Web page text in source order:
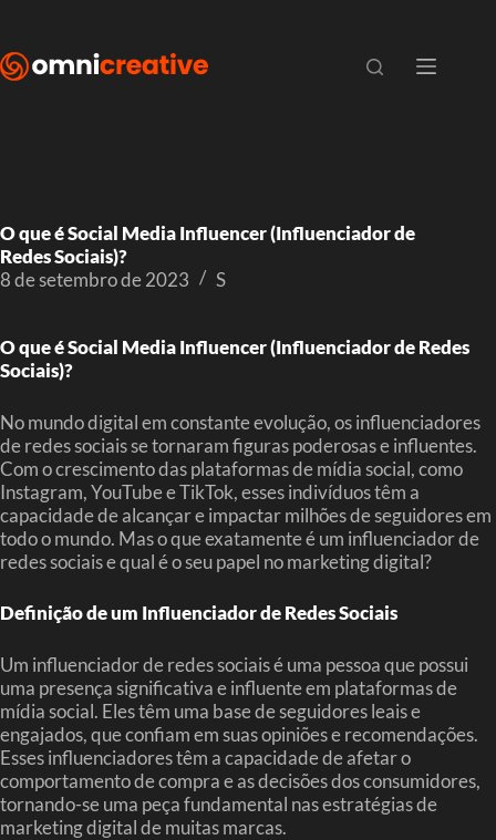
O que é Social Media Influencer (Influenciador de
Redes Sociais)?
8 de setembro de 2023
S
O que é Social Media Influencer (Influenciador de Redes
Sociais)?
No mundo digital em constante evolução, os influenciadores
de redes sociais se tornaram figuras poderosas e influentes.
Com o crescimento das plataformas de mídia social, como
Instagram, YouTube e TikTok, esses indivíduos têm a
capacidade de alcançar e impactar milhões de seguidores em
todo o mundo. Mas o que exatamente é um influenciador de
redes sociais e qual é o seu papel no marketing digital?
Definição de um Influenciador de Redes Sociais
Um influenciador de redes sociais é uma pessoa que possui
uma presença significativa e influente em plataformas de
mídia social. Eles têm uma base de seguidores leais e
engajados, que confiam em suas opiniões e recomendações.
Esses influenciadores têm a capacidade de afetar o
comportamento de compra e as decisões dos consumidores,
tornando-se uma peça fundamental nas estratégias de
marketing digital de muitas marcas.